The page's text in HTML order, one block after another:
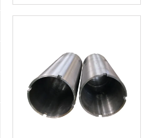
CONTATTACI